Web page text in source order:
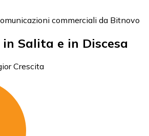
commerciali da Bitnovo
Salita e in Discesa
Crescita